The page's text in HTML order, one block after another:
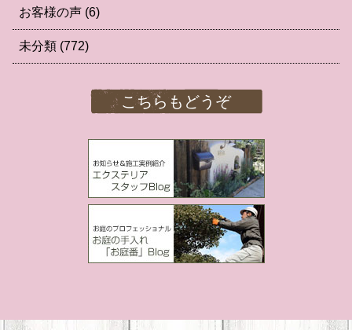
お客様の声 (6)
未分類 (772)
こちらもどうぞ